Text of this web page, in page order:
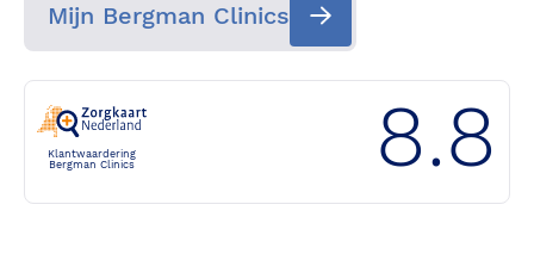
Mijn Bergman Clinics
Klantwaardering
Bergman Clinics
8.8